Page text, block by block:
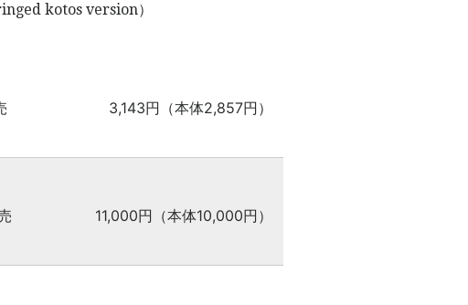
kotos version）
3,143円（本体2,857円）
11,000円（本体10,000円）